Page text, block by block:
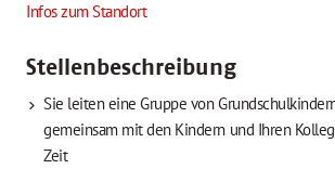
Infos zum Standort
Stellenbeschreibung
Sie leiten eine Gruppe von
gemeinsam mit den Kindern und Ihren
Zeit